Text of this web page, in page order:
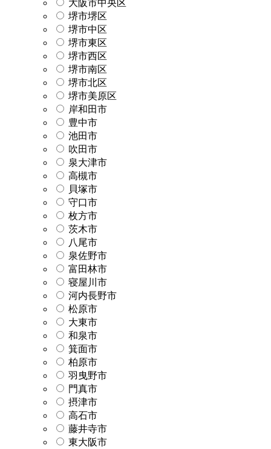
大阪市中央区
堺市堺区
堺市中区
堺市東区
堺市西区
堺市南区
堺市北区
堺市美原区
岸和田市
豊中市
池田市
吹田市
泉大津市
高槻市
貝塚市
守口市
枚方市
茨木市
八尾市
泉佐野市
富田林市
寝屋川市
河内長野市
松原市
大東市
和泉市
箕面市
柏原市
羽曳野市
門真市
摂津市
高石市
藤井寺市
東大阪市